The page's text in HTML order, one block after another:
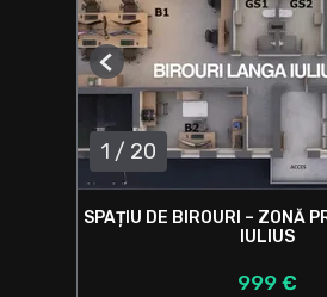
1 / 20
Previous
SPAȚIU DE BIROURI – ZONĂ
IULIUS
999 €